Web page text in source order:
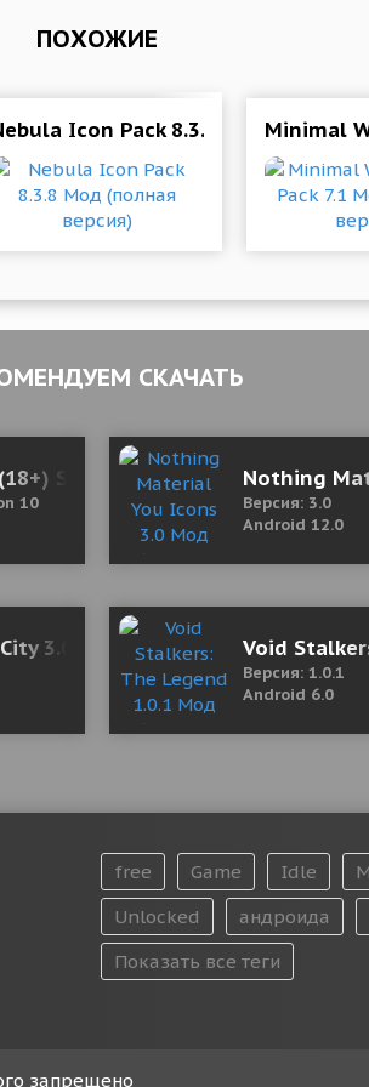
ПОХОЖИЕ
версия)
Icon Pack 8.3.8 Мод (полная
Minimal
СКАЧАТЬ
Season 10 Мод (полная
10
Nothing
Версия: 3.0
Android 12.0
3.0.6 Mod (Money/Unlocked)
Void
Версия: 1.0.1
Android 6.0
free Game Idle
Unlocked
андроида
Показать все теги
запрещено